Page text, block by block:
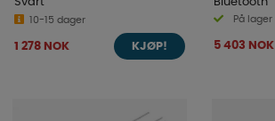
10-15 dager
1 278 NOK KJØP!
På lager
5 403 NOK